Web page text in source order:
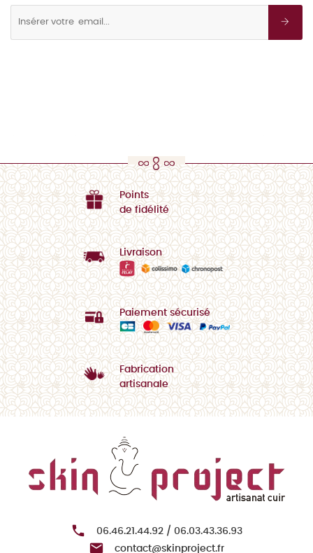
Points
de fidélité
Livraison
Paiement sécurisé
Fabrication
artisanale
 06.46.21.44.92 / 06.03.43.36.93
 contact@skinproject.fr